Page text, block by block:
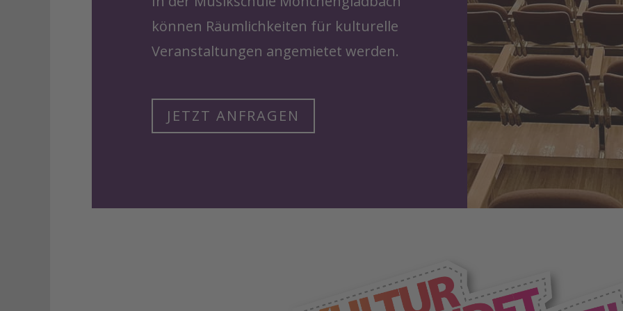
können Räumlichkeiten für kulturelle
Veranstaltungen angemietet werden.
JETZT ANFRAGEN